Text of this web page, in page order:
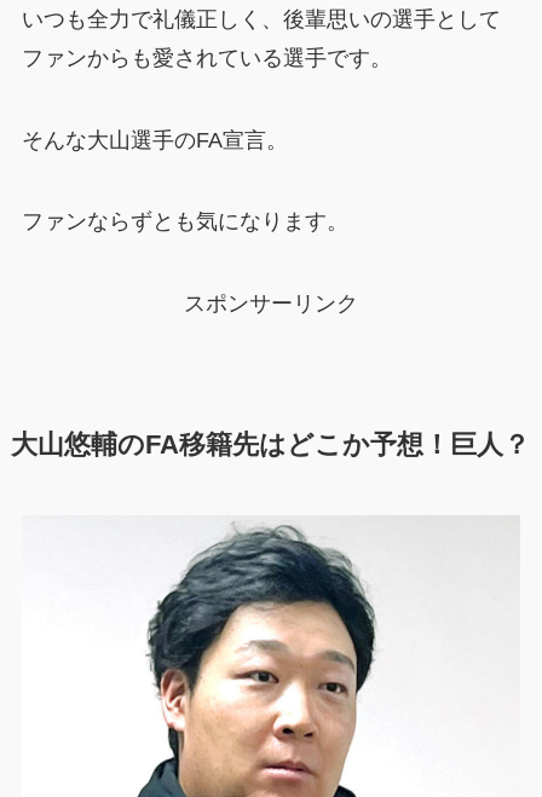
いつも全力で礼儀正しく、後輩思いの選手として
ファンからも愛されている選手です。
そんな大山選手のFA宣言。
ファンならずとも気になります。
スポンサーリンク
大山悠輔のFA移籍先はどこか予想！巨人？